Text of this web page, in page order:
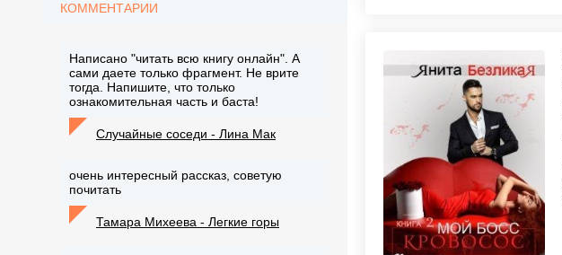
КОММЕНТАРИИ
Написано "читать всю книгу онлайн". А
сами даете только фрагмент. Не врите
тогда. Напишите, что только
ознакомительная часть и баста!
Случайные соседи - Лина Мак
очень интересный рассказ, советую
почитать
Тамара Михеева - Легкие горы